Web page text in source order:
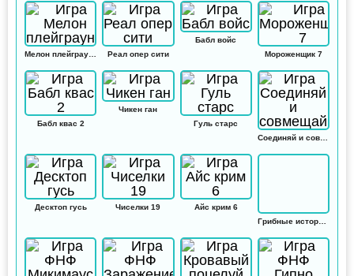
Реал опер сити
Бабл войс
Мороженщик 7
Бабл квас 2
Чикен ган
Гуль старс
Соединяй и совмещай
Десктоп гусь Чиселки 19
Айс крим 6
Грибные истории: Кликер